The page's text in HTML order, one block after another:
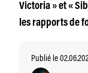
Victoria » et «
les rapports de
Publié le